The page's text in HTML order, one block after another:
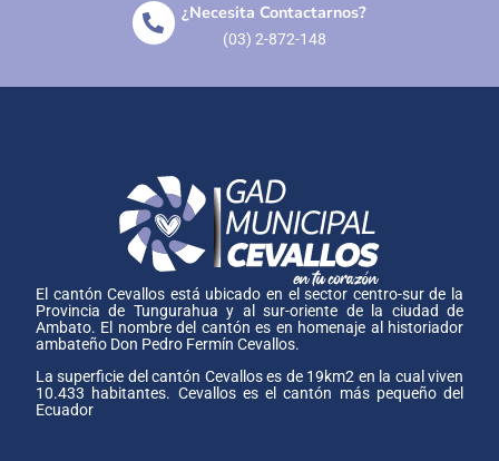
¿Necesita Contactarnos?
(03) 2-872-148
El cantón Cevallos está ubicado en el sector centro-sur de la
Provincia de Tungurahua y al sur-oriente de la ciudad de
Ambato. El nombre del cantón es en homenaje al historiador
ambateño Don Pedro Fermín Cevallos.
La superficie del cantón Cevallos es de 19km2 en la cual viven
10.433 habitantes. Cevallos es el cantón más pequeño del
Ecuador